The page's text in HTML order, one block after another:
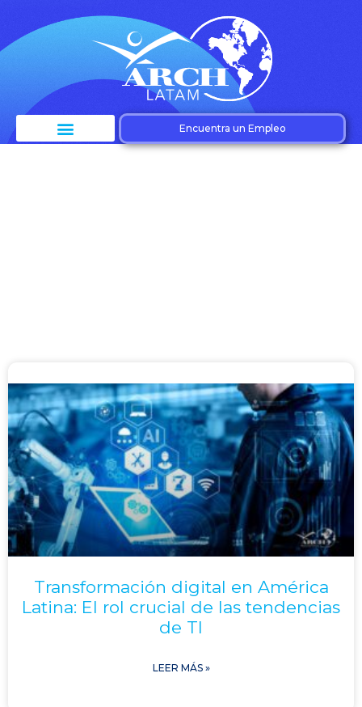
Encuentra un Empleo
Transformación digital en América
Latina: El rol crucial de las tendencias
de TI
LEER MÁS »